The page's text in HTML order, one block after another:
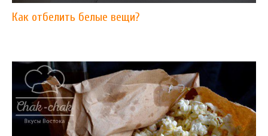
Как отбелить белые вещи?